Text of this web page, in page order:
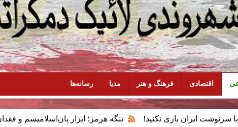
اقتصادی فرهنگ و هنر مدیا رسانه‌ها
بازی نکنید! تنگه هرمز؛ ابزار پان‌اسلامیسم و فقدان سیاست ملی